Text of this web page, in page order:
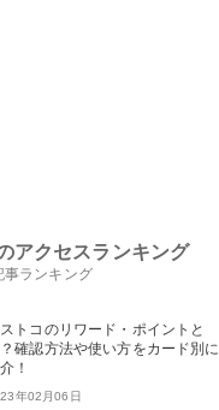
アクセスランキング
事ランキング
トコのリワード・ポイントと
確認方法や使い方をカード別に
！
年02月06日